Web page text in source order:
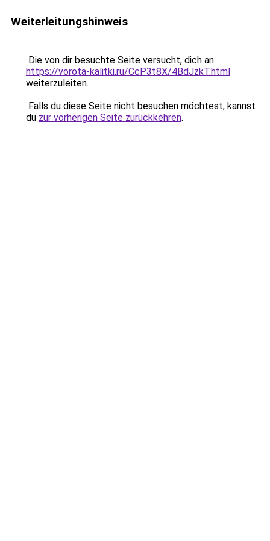
Weiterleitungshinweis
Die von dir besuchte Seite versucht, dich an
https://vorota-kalitki.ru/CcP3t8X/4BdJzkT.html
weiterzuleiten.
Falls du diese Seite nicht besuchen möchtest, kannst
du zur vorherigen Seite zurückkehren.